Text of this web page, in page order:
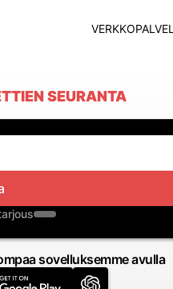
SEURANTA
sovelluksemme avulla